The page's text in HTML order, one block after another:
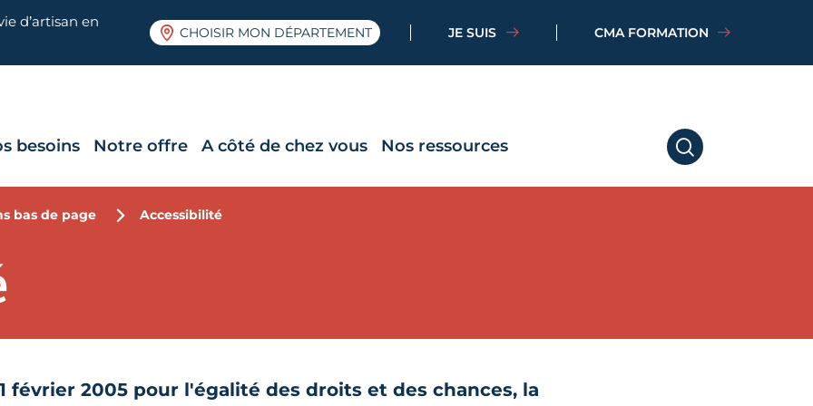
d’artisan en
CHOISIR MON DÉPARTEMENT JE SUIS CMA FORMATION
RECHERCHER
besoins Notre offre A côté de chez vous Nos ressources
bas de page Accessibilité
février 2005 pour l'égalité des droits et des chances, la